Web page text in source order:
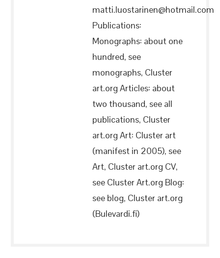
matti.luostarinen@hotmail.com
Publications:
Monographs: about one
hundred, see
monographs, Cluster
art.org Articles: about
two thousand, see all
publications, Cluster
art.org Art: Cluster art
(manifest in 2005), see
Art, Cluster art.org CV,
see Cluster Art.org Blog:
see blog, Cluster art.org
(Bulevardi.fi)